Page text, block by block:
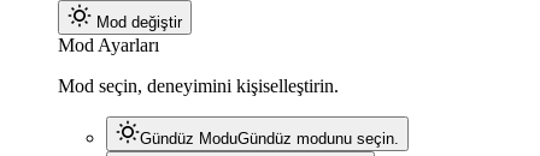
Mod değiştir
Mod Ayarları
Mod seçin, deneyimini kişiselleştirin.
Gündüz ModuGündüz modunu seçin.